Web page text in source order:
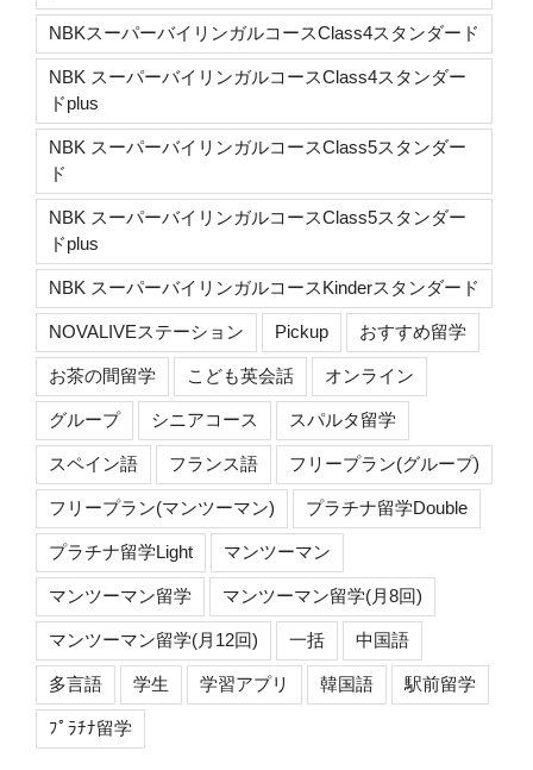
NBKスーパーバイリンガルコースClass4スタンダード
NBK スーパーバイリンガルコースClass4スタンダー
ドplus
NBK スーパーバイリンガルコースClass5スタンダー
ド
NBK スーパーバイリンガルコースClass5スタンダー
ドplus
NBK スーパーバイリンガルコースKinderスタンダード
NOVALIVEステーション Pickup おすすめ留学
お茶の間留学 こども英会話 オンライン
グループ シニアコース スパルタ留学
スペイン語 フランス語 フリープラン(グループ)
フリープラン(マンツーマン) プラチナ留学Double
プラチナ留学Light マンツーマン
マンツーマン留学 マンツーマン留学(月8回)
マンツーマン留学(月12回) 一括 中国語
多言語 学生 学習アプリ 韓国語 駅前留学
ﾌﾟﾗﾁﾅ留学